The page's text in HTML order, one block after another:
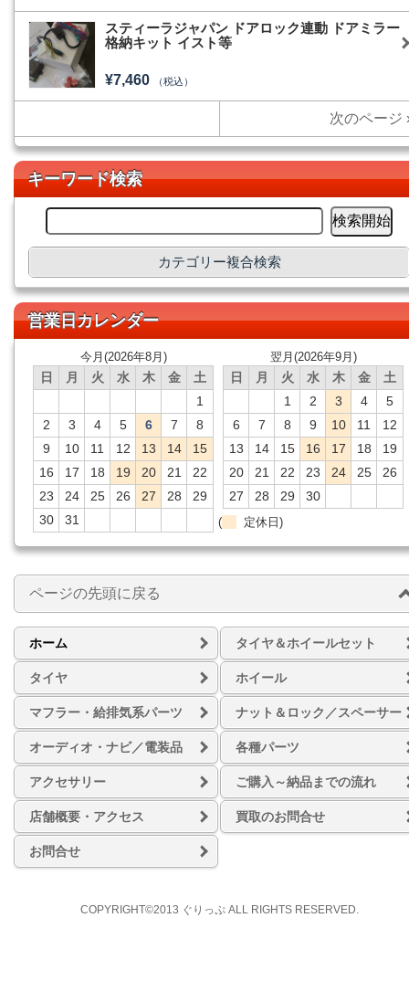
スティーラジャパン ドアロック連動 ドアミラー
格納キット イスト等
¥7,460 （税込）
次のページ
キーワード検索
カテゴリー複合検索
営業日カレンダー
今月(2026年8月)
日 月 火 水 木 金
土
1
2
3 4 5 6 7
8
9
10 11 12 13 14
15
16
17 18 19 20 21
22
23
24 25 26 27 28
29
30
31
翌月(2026年9月)
日 月 火 水 木 金
土
1
2 3 4
5
6
7 8 9 10 11
12
13
14 15 16 17 18
19
20
21 22 23 24 25
26
27
28 29 30
( 定休日)
ページの先頭に戻る
ホーム タイヤ＆ホイールセット
タイヤ ホイール
マフラー・給排気系パーツ ナット＆ロック／スペーサー
オーディオ・ナビ／電装品 各種パーツ
アクセサリー ご購入～納品までの流れ
店舗概要・アクセス 買取のお問合せ
お問合せ
COPYRIGHT©2013 ぐりっぷ ALL RIGHTS RESERVED.